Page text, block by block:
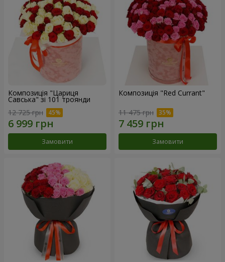
Композиція "Цариця
Савська" зі 101 троянди
12 725 грн
Замовити
Композиція "Red Currant"
11 475 грн
Замовити